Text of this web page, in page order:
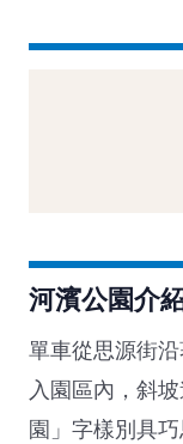
河濱公園介
單車從思源街
入園區內，斜
園」字樣別具